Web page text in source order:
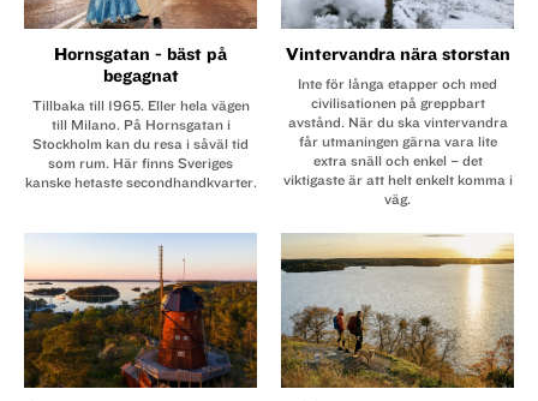
Hornsgatan - bäst på
begagnat
Tillbaka till 1965. Eller hela vägen
till Milano. På Hornsgatan i
Stockholm kan du resa i såväl tid
som rum. Här finns Sveriges
kanske hetaste secondhandkvarter.
Vintervandra nära storstan
Inte för långa etapper och med
civilisationen på greppbart
avstånd. När du ska vintervandra
får utmaningen gärna vara lite
extra snäll och enkel – det
viktigaste är att helt enkelt komma i
väg.